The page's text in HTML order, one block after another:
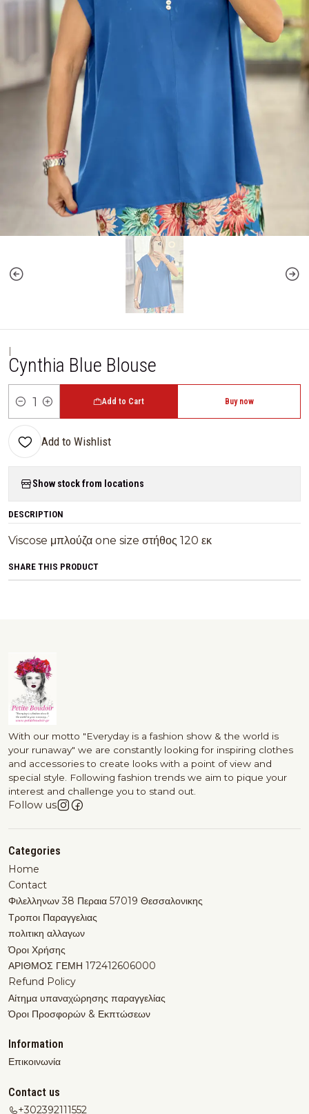
|
Cynthia Blue Blouse
Quantity
Add to Cart Buy now
Add to Wishlist
Show stock from locations
DESCRIPTION
Viscose μπλούζα one size στήθος 120 εκ
SHARE THIS PRODUCT
With our motto "Everyday is a fashion show & the world is
your runaway" we are constantly looking for inspiring clothes
and accessories to create looks with a point of view and
special style. Following fashion trends we aim to pique your
interest and challenge you to stand out.
Follow us
Categories
Home
Contact
Φιλελληνων 38 Περαια 57019 Θεσσαλονικης
Τροποι Παραγγελιας
πολιτικη αλλαγων
Όροι Χρήσης
ΑΡΙΘΜΟΣ ΓΕΜΗ 172412606000
Refund Policy
Αίτημα υπαναχώρησης παραγγελίας
Όροι Προσφορών & Εκπτώσεων
Information
Επικοινωνία
Contact us
+302392111552